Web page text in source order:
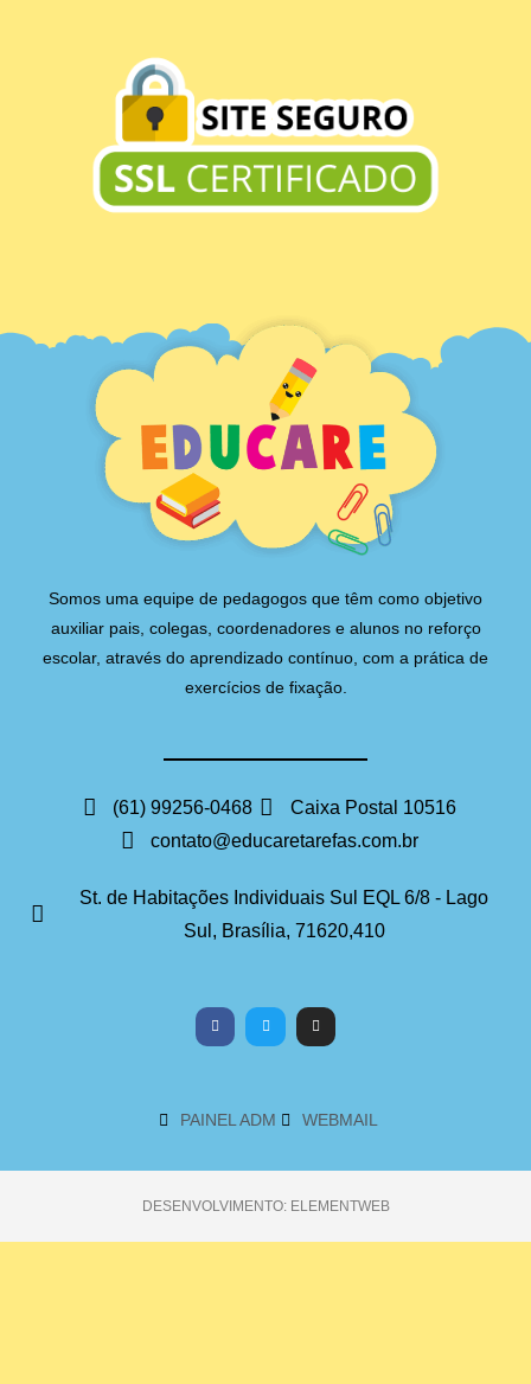
Somos uma equipe de pedagogos que têm como objetivo
auxiliar pais, colegas, coordenadores e alunos no reforço
escolar, através do aprendizado contínuo, com a prática de
exercícios de fixação.
(61) 99256-0468
Caixa Postal 10516
contato@educaretarefas.com.br
St. de Habitações Individuais Sul EQL 6/8 - Lago
Sul, Brasília, 71620,410
PAINEL ADM WEBMAIL
DESENVOLVIMENTO: ELEMENTWEB